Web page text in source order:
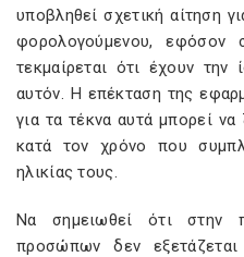
υποβληθεί σχετική αίτηση
φορολογούμενου, εφόσον
τεκμαίρεται ότι έχουν την
αυτόν. Η επέκταση της
για τα τέκνα αυτά μπορεί
κατά τον χρόνο που
ηλικίας τους.
Να σημειωθεί ότι στην
προσώπων δεν